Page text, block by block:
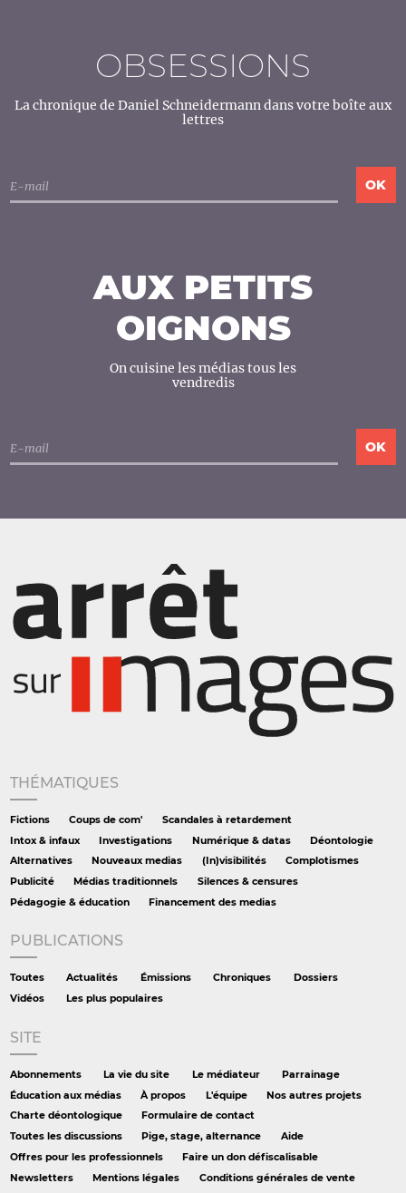
OBSESSIONS
La chronique de Daniel Schneidermann dans votre boîte aux
lettres
AUX PETITS
OIGNONS
On cuisine les médias tous les
vendredis
THÉMATIQUES
Fictions Coups de com'
Scandales à retardement
Intox & infaux
Investigations Numérique & datas
Déontologie
Alternatives
Nouveaux medias (In)visibilités
Complotismes
Publicité
Médias traditionnels
Silences & censures
Pédagogie & éducation
Financement des medias
PUBLICATIONS
Toutes Actualités Émissions Chroniques
Dossiers
Vidéos
Les plus populaires
SITE
Abonnements La vie du site Le médiateur
Parrainage
Éducation aux médias
À propos L'équipe
Nos autres projets
Charte déontologique
Formulaire de contact
Toutes les discussions
Pige, stage, alternance
Aide
Offres pour les professionnels
Faire un don défiscalisable
Newsletters
Mentions légales
Conditions générales de vente